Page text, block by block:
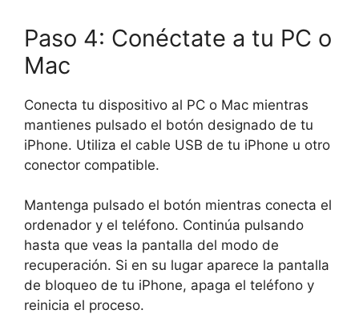
Paso 4: Conéctate a tu PC o
Mac
Conecta tu dispositivo al PC o Mac mientras
mantienes pulsado el botón designado de tu
iPhone. Utiliza el cable USB de tu iPhone u otro
conector compatible.
Mantenga pulsado el botón mientras conecta el
ordenador y el teléfono. Continúa pulsando
hasta que veas la pantalla del modo de
recuperación. Si en su lugar aparece la pantalla
de bloqueo de tu iPhone, apaga el teléfono y
reinicia el proceso.